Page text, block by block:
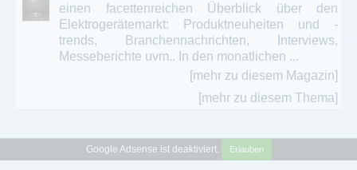
einen facettenreichen Überblick über den
Elektrogerätemarkt: Produktneuheiten und -
trends, Branchennachrichten, Interviews,
Messeberichte uvm.. In den monatlichen ...
[mehr zu diesem Magazin]
[mehr zu diesem Thema]
Google Adsense ist deaktiviert. Erlauben